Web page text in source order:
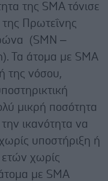
της SMA τόνισε
της Πρωτεΐνης
(SMN –
Τα άτομα με SMA
της νόσου,
μικρή ποσότητα
ικανότητα να
υποστήριξη ή
χωρίς
με SMA